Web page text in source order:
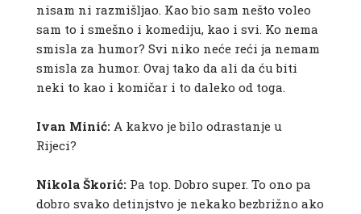
nisam ni razmišljao. Kao bio sam nešto voleo
sam to i smešno i komediju, kao i svi. Ko nema
smisla za humor? Svi niko neće reći ja nemam
smisla za humor. Ovaj tako da ali da ću biti
neki to kao i komičar i to daleko od toga.
Ivan Minić: A kakvo je bilo odrastanje u
Rijeci?
Nikola Škorić: Pa top. Dobro super. To ono pa
dobro svako detinjstvo je nekako bezbrižno ako